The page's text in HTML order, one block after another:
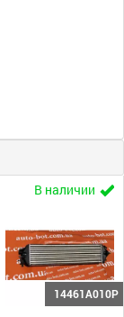
В наличии
14461A010P